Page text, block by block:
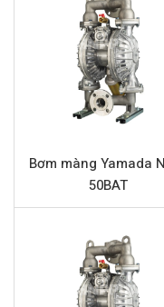
trội. Với thiết kế
tiết được lựa chọn
mang lại hiệu suất
trường công nghiệp
Bơm màng Yamada
trình sản xuất của
chất khác nhau
Đảm bảo an toàn
dễ cháy nổ, do
Bơm màng Yamada
50BAT